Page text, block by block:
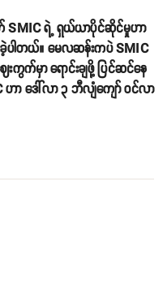
က် SMIC ရဲ့ ရှယ်ယာပိုင်ဆိုင်မှုဟာ
ပါတယ်။ မေလဆန်းကပဲ SMIC
က်မှာ ရောင်းချဖို့ ပြင်ဆင်နေ
ာ ဒေါ်လာ ၃ ဘီလျံကျော် ဝင်လာ